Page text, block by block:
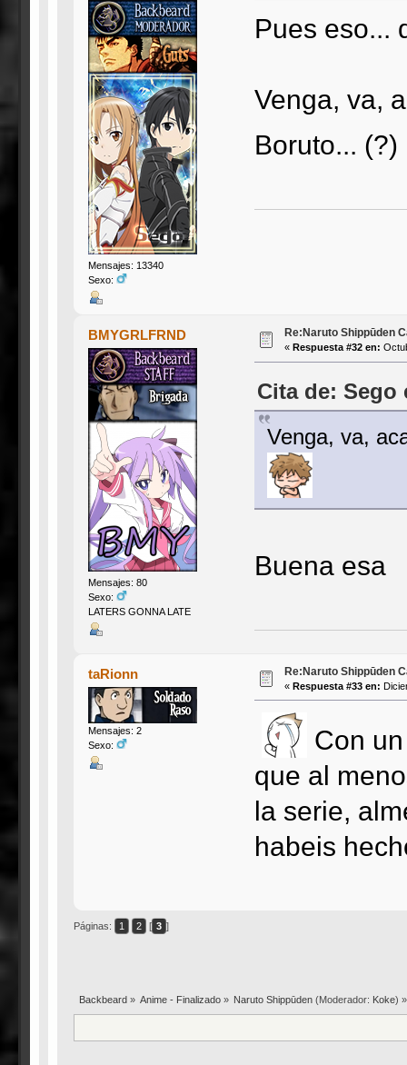
Mensajes: 13340
Sexo:
Pues eso...
Venga, va,
Boruto...
BMYGRLFRND
Mensajes: 80
Sexo:
LATERS GONNA LATE
Re:Naruto Shippūden
« Respuesta #32 en:
Cita de: Sego
Venga, va,
Buena esa
taRionn
Mensajes: 2
Sexo:
Re:Naruto Shippūden
« Respuesta #33 en:
Con
que al
la serie,
habeis
Páginas: 1 2 [ 3 ]
Backbeard» Anime - Finalizado » Naruto Shippūden (Moderador: Koke) »